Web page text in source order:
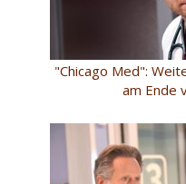
"Chicago Med":
am Ende